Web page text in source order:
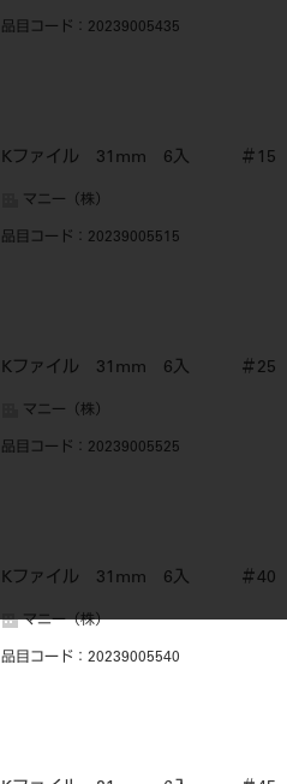
品目コード ：20239005435
Kファイル 31mm 6入 ＃15
マニー（株）
品目コード ：20239005515
Kファイル 31mm 6入 ＃25
マニー（株）
品目コード ：20239005525
Kファイル 31mm 6入 ＃40
マニー（株）
品目コード ：20239005540